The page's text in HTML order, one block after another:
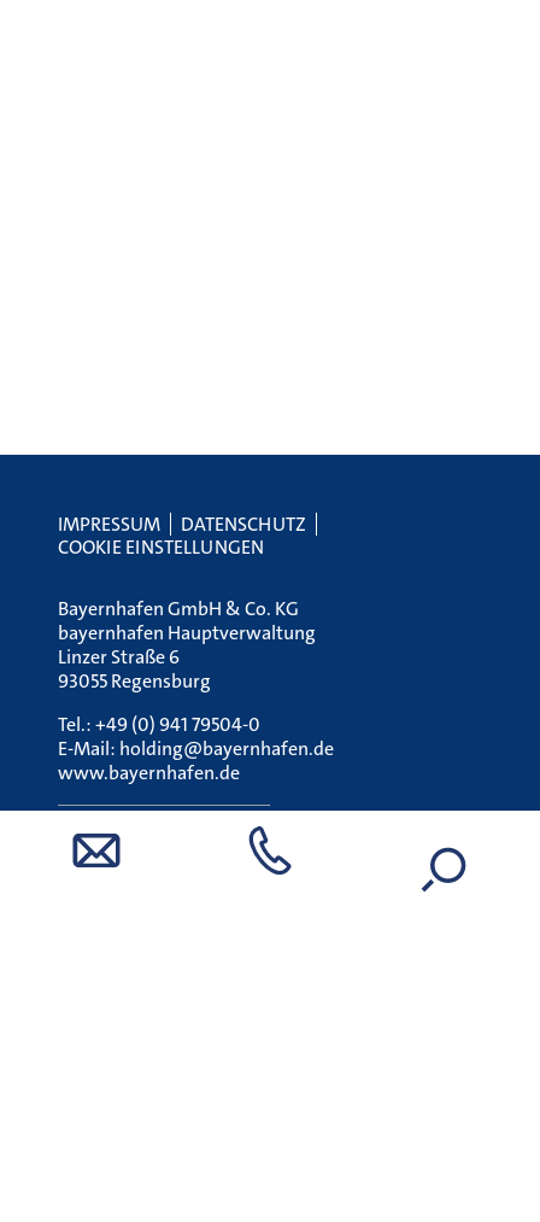
IMPRESSUM
DATENSCHUTZ
COOKIE EINSTELLUNGEN
Bayernhafen GmbH & Co. KG
bayernhafen Hauptverwaltung
Linzer Straße 6
93055 Regensburg
Tel.:+49 (0) 941 79504-0
E-Mail: holding@bayernhafen.de
www.bayernhafen.de
STÖRUNG MELDEN (24H):
UNFALLMELDESTELLE
Tel.:0800 7240 320